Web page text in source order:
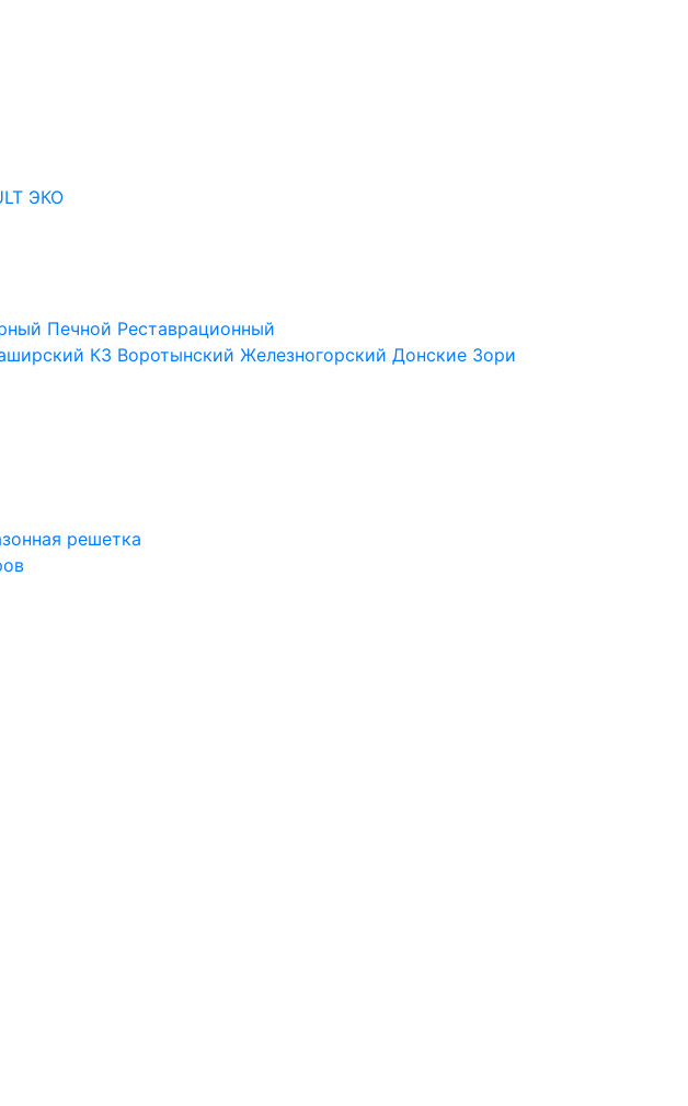
ЭКО
Печной Реставрационный
КЗ Воротынский Железногорский Донские Зори
решетка